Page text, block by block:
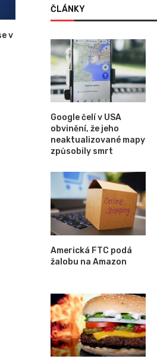
v
Bennu úspěšně přistála...
ČLÁNKY
Google čelí v USA
obvinění, že jeho
neaktualizované mapy
způsobily smrt
Americká FTC podá
žalobu na Amazon